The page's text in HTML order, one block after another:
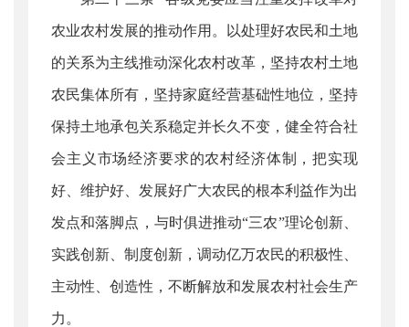
农业农村发展的推动作用。以处理好农民和土地
的关系为主线推动深化农村改革，坚持农村土地
农民集体所有，坚持家庭经营基础性地位，坚持
保持土地承包关系稳定并长久不变，健全符合社
会主义市场经济要求的农村经济体制，把实现
好、维护好、发展好广大农民的根本利益作为出
发点和落脚点，与时俱进推动“三农”理论创新、
实践创新、制度创新，调动亿万农民的积极性、
主动性、创造性，不断解放和发展农村社会生产
力。